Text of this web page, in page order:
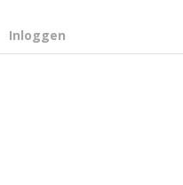
Inloggen